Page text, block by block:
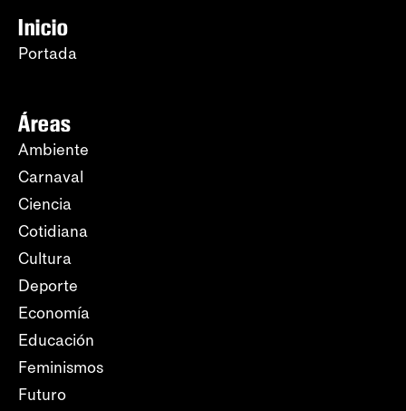
Inicio
Portada
Áreas
Ambiente
Carnaval
Ciencia
Cotidiana
Cultura
Deporte
Economía
Educación
Feminismos
Futuro